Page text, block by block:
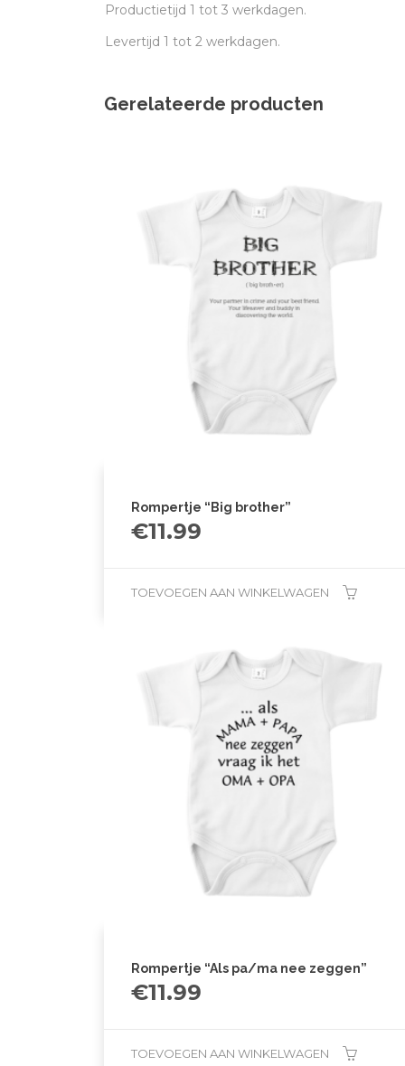
Productietijd 1 tot 3 werkdagen.
Levertijd 1 tot 2 werkdagen.
Gerelateerde producten
Rompertje “Big brother”
€11.99
TOEVOEGEN AAN WINKELWAGEN
Rompertje “Als pa/ma nee zeggen”
€11.99
TOEVOEGEN AAN WINKELWAGEN